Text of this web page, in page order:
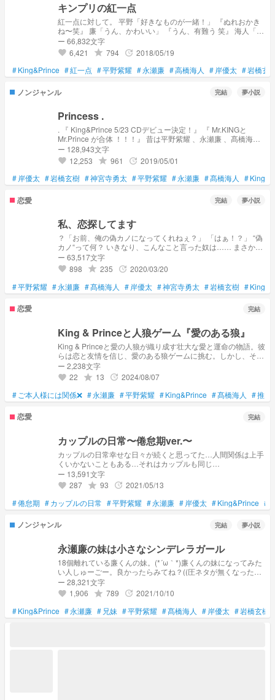
キンプリの紅一点
紅一点に対して。 平野「好きなものが一緒！」 『ぬれおかき
ね〜笑』 廉「うん、かわいい」 『うん、有難う 笑』 海人「ピ
ュアすぎる天使！！」 『海人の方がピュアだと思う 笑』 岸
「俺だけに冷たい…」 『冷たくしてるつもりはない 笑』 玄樹
「俺よりかわいい？」 『当たり前でしょ 笑』 じん「俺の彼
女」 『私の彼氏 笑』
ー 66,832文字
favorite 6,421 grade 794 update 2018/05/19
#King&Prince #紅一点 #平野紫耀 #永瀬廉 #高橋海人 # 岸優太 #岩橋玄
ノンジャンル 完結 夢小説
ㅤㅤㅤPrincess .
. 『 King&Prince 5/23 CDデビュー決定！』 ㅤㅤ『 Mr.KINGと
Mr.Prince が合体 ！！！』 昔は平野紫耀 、永瀬廉 、髙橋海人
、岸優太 、神宮寺勇太 、岩橋玄樹 … だけじゃありませんでし
た 。 キンプリにも 、 Princeにも 、Princessにも なれなかっ
た女の仔の物語 。
ー 128,943文字
favorite 12,253 grade 961 update 2019/05/01
# 岸優太 #岩橋玄樹 #神宮寺勇太 #平野紫耀 #永瀬廉 #髙橋海人 #King＆
恋愛 完結 夢小説
私、恋探してます
？「お前、俺の偽カノになってくれねぇ？」 「はぁ！？」 “偽
カノ“って何？ いきなり、こんなこと言った奴は…… まさかの
学校1のモテ王子？！ こんな奴、何がいいんだか……さっぱ
り、分かりません！！
ー 63,517文字
favorite 898 grade 235 update 2020/03/20
#平野紫耀 #永瀬廉 #髙橋海人 # 岸優太 #神宮寺勇太 #岩橋玄樹 #
恋愛 完結
King & Princeと人狼ゲーム『愛のある狼』
King & Princeと愛の人狼が織り成す壮大な愛と運命の物語。彼
らは恋と友情を信じ、愛のある狼ゲームに挑む。しかし、それ
は単なるゲームではなく、過去と未来が交錯する予期せぬ展開
が彼らを待ち受けていた。果たして彼らは愛と信念を貫き通
し、運命を変えることができるのか。
ー 2,238文字
favorite 22 grade 13 update 2024/08/07
# ご本人様には関係❌ #永瀬廉 #平野紫耀 #King&Prince #髙橋海人 #推し
恋愛 完結
カップルの日常〜倦怠期ver.〜
カップルの日常幸せな日々が続くと思ってた…人間関係は上手
くいかないこともある…それはカップルも同じ…
ー 13,591文字
favorite 287 grade 93 update 2021/05/13
#倦怠期 #カップルの日常 #平野紫耀 #永瀬廉 # 岸優太 #King&Prince #
ノンジャンル 完結 夢小説
永瀬廉の妹は小さなシンデレラガール
18個離れている廉くんの妹。(*´ω｀*)廉くんの妹になってみた
い人しゅーごー。良かったらみてね？((圧ネタが無くなったん
でとりま完結|=(✌'ω'✌)
ー 28,321文字
favorite 1,906 grade 789 update 2021/10/10
#King&Prince #永瀬廉 # 兄妹 #平野紫耀 #髙橋海人 # 岸優太 #岩橋玄樹